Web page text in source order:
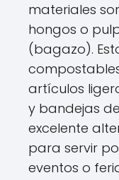
materiales
hongos o
(bagazo).
artículos
y bandejas
excelente
para servir
eventos o